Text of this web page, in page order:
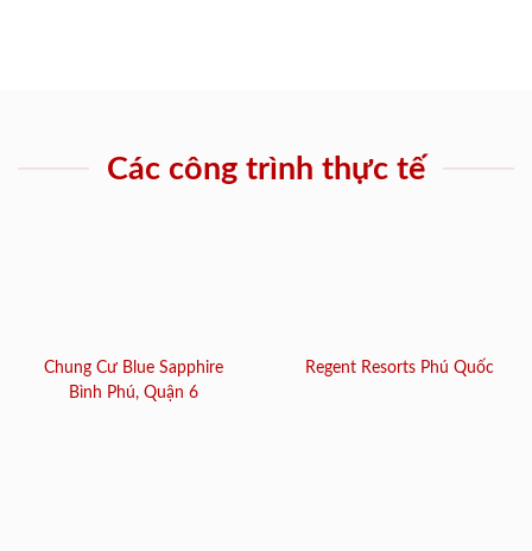
Các công trình thực tế
Chung Cư Blue Sapphire
Bình Phú, Quận 6
Regent Resorts Phú Quốc